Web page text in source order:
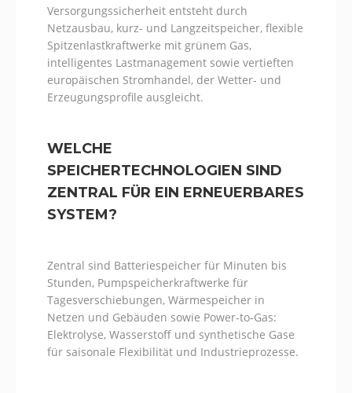
Versorgungssicherheit entsteht durch
Netzausbau, kurz- und Langzeitspeicher, flexible
Spitzenlastkraftwerke mit grünem Gas,
intelligentes Lastmanagement sowie vertieften
europäischen Stromhandel, der Wetter- und
Erzeugungsprofile ausgleicht.
WELCHE
SPEICHERTECHNOLOGIEN SIND
ZENTRAL FÜR EIN ERNEUERBARES
SYSTEM?
Zentral sind Batteriespeicher für Minuten bis
Stunden, Pumpspeicherkraftwerke für
Tagesverschiebungen, Wärmespeicher in
Netzen und Gebäuden sowie Power‑to‑Gas:
Elektrolyse, Wasserstoff und synthetische Gase
für saisonale Flexibilität und Industrieprozesse.